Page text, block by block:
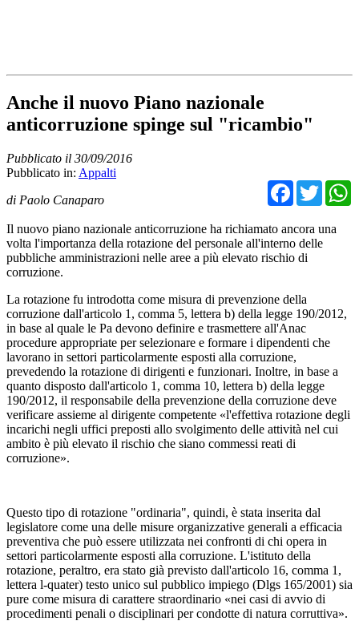
Anche il nuovo Piano nazionale
anticorruzione spinge sul "ricambio"
Pubblicato il 30/09/2016
Pubblicato in: Appalti
di Paolo Canaparo
Il nuovo piano nazionale anticorruzione ha richiamato ancora una
volta l'importanza della rotazione del personale all'interno delle
pubbliche amministrazioni nelle aree a più elevato rischio di
corruzione.
La rotazione fu introdotta come misura di prevenzione della
corruzione dall'articolo 1, comma 5, lettera b) della legge 190/2012,
in base al quale le Pa devono definire e trasmettere all'Anac
procedure appropriate per selezionare e formare i dipendenti che
lavorano in settori particolarmente esposti alla corruzione,
prevedendo la rotazione di dirigenti e funzionari. Inoltre, in base a
quanto disposto dall'articolo 1, comma 10, lettera b) della legge
190/2012, il responsabile della prevenzione della corruzione deve
verificare assieme al dirigente competente «l'effettiva rotazione degli
incarichi negli uffici preposti allo svolgimento delle attività nel cui
ambito è più elevato il rischio che siano commessi reati di
corruzione».
Questo tipo di rotazione "ordinaria", quindi, è stata inserita dal
legislatore come una delle misure organizzative generali a efficacia
preventiva che può essere utilizzata nei confronti di chi opera in
settori particolarmente esposti alla corruzione. L'istituto della
rotazione, peraltro, era stato già previsto dall'articolo 16, comma 1,
lettera l-quater) testo unico sul pubblico impiego (Dlgs 165/2001) sia
pure come misura di carattere straordinario «nei casi di avvio di
procedimenti penali o disciplinari per condotte di natura corruttiva».